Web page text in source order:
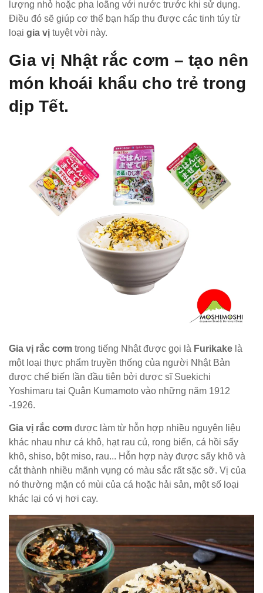
lượng nhỏ hoặc pha loãng với nước trước khi sử dụng.
Điều đó sẽ giúp cơ thể bạn hấp thu được các tinh túy từ
loại gia vị tuyệt vời này.
Gia vị Nhật rắc cơm – tạo nên
món khoái khẩu cho trẻ trong
dịp Tết.
Gia vị rắc cơm trong tiếng Nhật được gọi là Furikake là
một loại thực phẩm truyền thống của người Nhật Bản
được chế biến lần đầu tiên bởi dược sĩ Suekichi
Yoshimaru tại Quận Kumamoto vào những năm 1912
-1926.
Gia vị rắc cơm được làm từ hỗn hợp nhiều nguyên liệu
khác nhau như cá khô, hạt rau củ, rong biển, cá hồi sấy
khô, shiso, bột miso, rau... Hỗn hợp này được sấy khô và
cắt thành nhiều mãnh vụng có màu sắc rất sặc sỡ. Vị của
nó thường mặn có mùi của cá hoặc hải sản, một số loại
khác lại có vị hơi cay.